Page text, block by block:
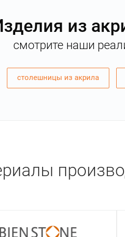
из
смотрите наши
столешницы из акрила